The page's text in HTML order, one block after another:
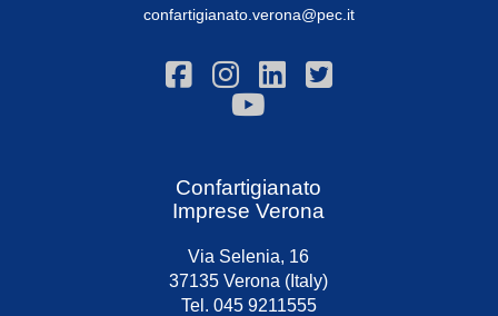
confartigianato.verona@pec.it
Confartigianato
Imprese Verona
Via Selenia, 16
37135 Verona (Italy)
Tel. 045 9211555